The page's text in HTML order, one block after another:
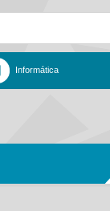
Informática